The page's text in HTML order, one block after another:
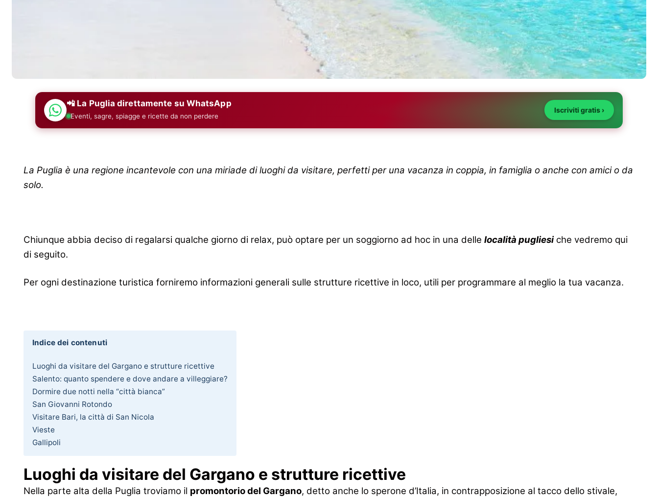
📲 La Puglia direttamente su WhatsApp
Eventi, sagre, spiagge e ricette da non perdere
Iscriviti gratis ›
La Puglia è una regione incantevole con una miriade di luoghi da visitare, perfetti per una vacanza in coppia, in famiglia o anche con amici o da
solo.
Chiunque abbia deciso di regalarsi qualche giorno di relax, può optare per un soggiorno ad hoc in una delle località pugliesiche vedremo qui
di seguito.
Per ogni destinazione turistica forniremo informazioni generali sulle strutture ricettive in loco, utili per programmare al meglio la tua vacanza.
Indice dei contenuti
Luoghi da visitare del Gargano e strutture ricettive
Salento: quanto spendere e dove andare a villeggiare?
Dormire due notti nella “città bianca”
San Giovanni Rotondo
Visitare Bari, la città di San Nicola
Vieste
Gallipoli
Luoghi da visitare del Gargano e strutture ricettive
Nella parte alta della Puglia troviamo il promontorio del Gargano, detto anche lo sperone d’Italia, in contrapposizione al tacco dello stivale,